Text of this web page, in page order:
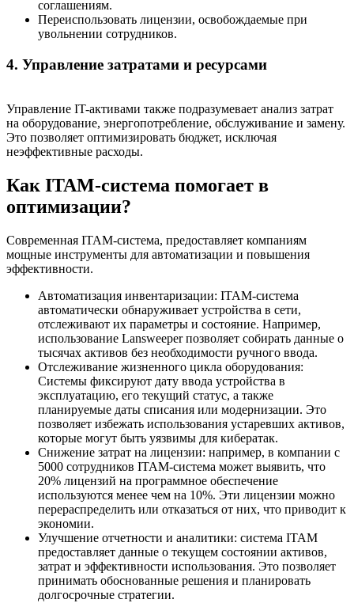
соглашениям.
Переиспользовать лицензии, освобождаемые при
увольнении сотрудников.
4. Управление затратами и ресурсами
Управление IT-активами также подразумевает анализ затрат
на оборудование, энергопотребление, обслуживание и замену.
Это позволяет оптимизировать бюджет, исключая
неэффективные расходы.
Как ITAM-система помогает в
оптимизации?
Современная ITAM-система, предоставляет компаниям
мощные инструменты для автоматизации и повышения
эффективности.
Автоматизация инвентаризации: ITAM-система
автоматически обнаруживает устройства в сети,
отслеживают их параметры и состояние. Например,
использование Lansweeper позволяет собирать данные о
тысячах активов без необходимости ручного ввода.
Отслеживание жизненного цикла оборудования:
Системы фиксируют дату ввода устройства в
эксплуатацию, его текущий статус, а также
планируемые даты списания или модернизации. Это
позволяет избежать использования устаревших активов,
которые могут быть уязвимы для кибератак.
Снижение затрат на лицензии: например, в компании с
5000 сотрудников ITAM-система может выявить, что
20% лицензий на программное обеспечение
используются менее чем на 10%. Эти лицензии можно
перераспределить или отказаться от них, что приводит к
экономии.
Улучшение отчетности и аналитики: система ITAM
предоставляет данные о текущем состоянии активов,
затрат и эффективности использования. Это позволяет
принимать обоснованные решения и планировать
долгосрочные стратегии.